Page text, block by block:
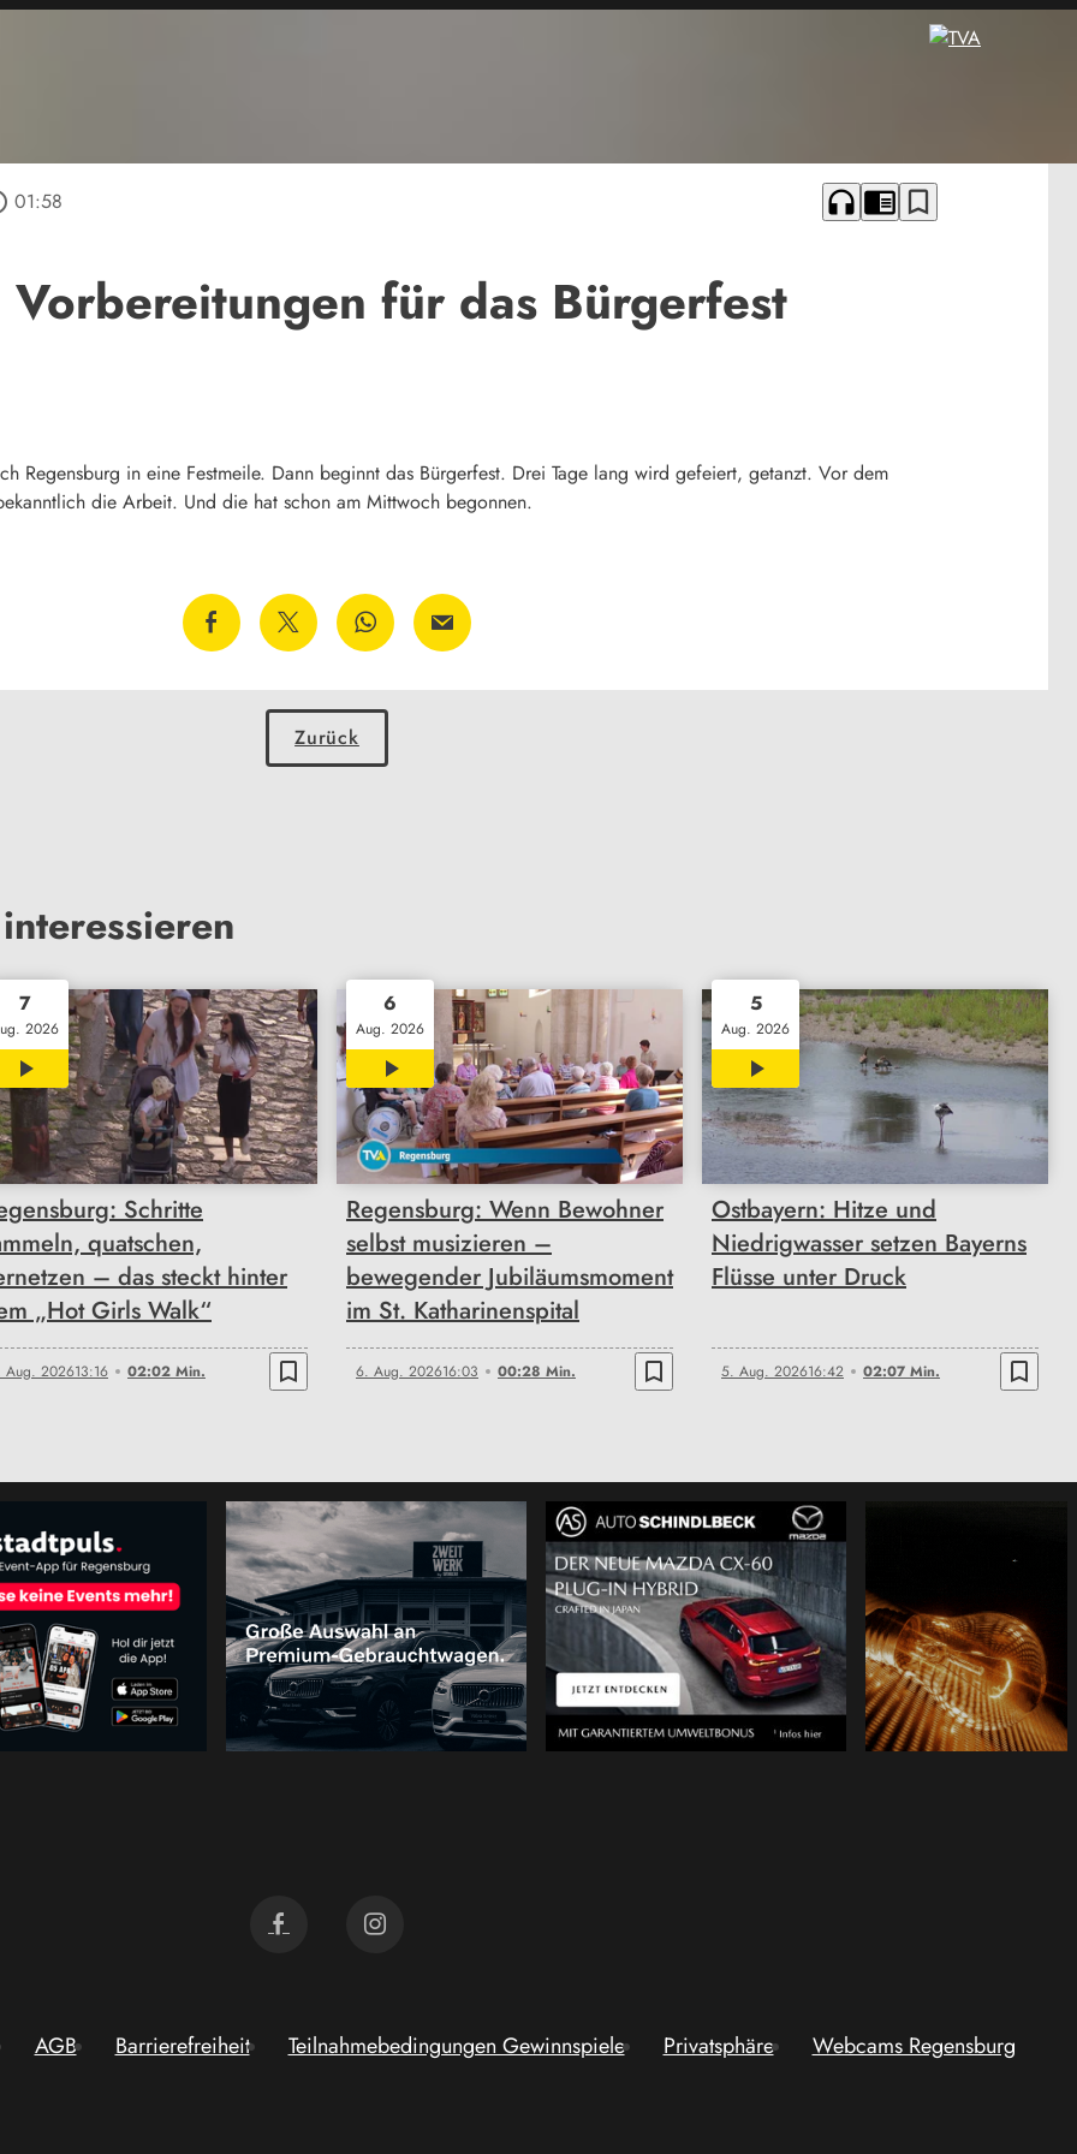
01:58 headphones chrome_reader_mode bookmark_border
Vorbereitungen für das Bürgerfest
Regensburg in eine Festmeile. Dann beginnt das Bürgerfest. Drei Tage lang wird gefeiert, getanzt. Vor dem
die Arbeit. Und die hat schon am Mittwoch begonnen.
Zurück
7
2026
02:02
Schritte
quatschen,
– das steckt hinter
„Hot Girls Walk“
Aug. 202613:16 02:02 Min. bookmark_border
6
Aug. 2026
00:28
Regensburg: Wenn Bewohner
selbst musizieren –
bewegender Jubiläumsmoment
im St. Katharinenspital
6. Aug. 202616:03 00:28 Min. bookmark_border
5
Aug. 2026
02:07
Ostbayern: Hitze und
Niedrigwasser setzen Bayerns
Flüsse unter Druck
5. Aug. 202616:42 02:07 Min. bookmark_border
AGB Barrierefreiheit Teilnahmebedingungen Gewinnspiele Privatsphäre Webcams Regensburg